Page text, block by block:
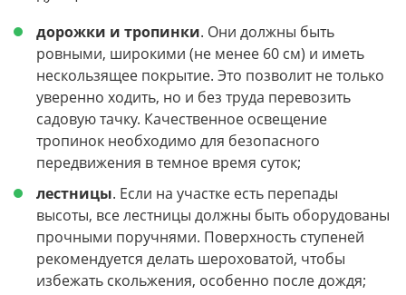
дорожки и тропинки. Они должны быть
ровными, широкими (не менее 60 см) и иметь
нескользящее покрытие. Это позволит не только
уверенно ходить, но и без труда перевозить
садовую тачку. Качественное освещение
тропинок необходимо для безопасного
передвижения в темное время суток;
лестницы. Если на участке есть перепады
высоты, все лестницы должны быть оборудованы
прочными поручнями. Поверхность ступеней
рекомендуется делать шероховатой, чтобы
избежать скольжения, особенно после дождя;